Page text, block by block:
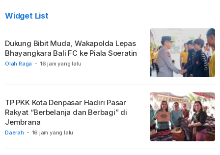
Widget List
Olah Raga - 16 jam yang lalu
Dukung Bibit Muda, Wakapolda Lepas
Bhayangkara Bali FC ke Piala Soeratin
Daerah - 16 jam yang lalu
TP PKK Kota Denpasar Hadiri Pasar
Rakyat “Berbelanja dan Berbagi” di
Jembrana